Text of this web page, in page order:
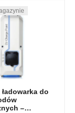
do
–